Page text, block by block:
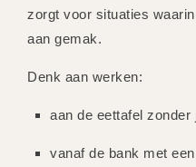
zorgt voor situaties
aan gemak.
Denk aan werken:
aan de eettafel zonder
vanaf de bank met